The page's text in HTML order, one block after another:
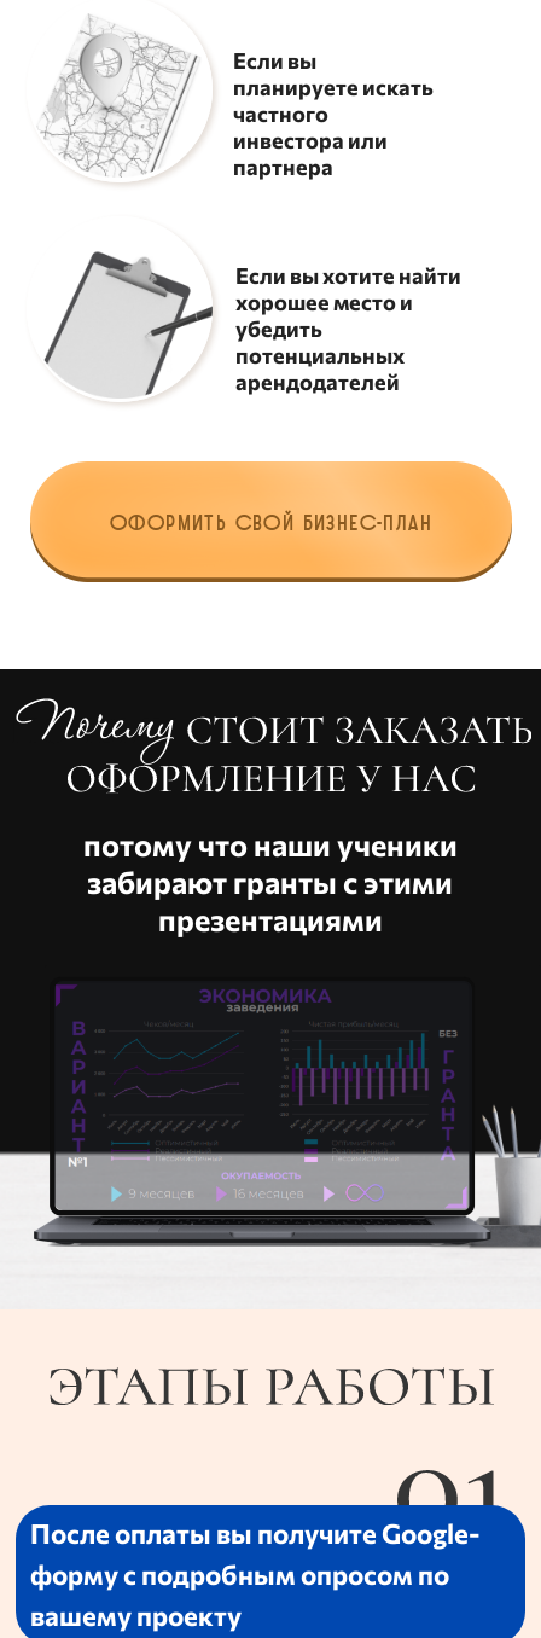
После оплаты вы получите Google-
Дизайнер подготовит для вас
первую версию презентации и
отправит на согласование
Этап согласования и внесение правок
презентацию вашего проекта